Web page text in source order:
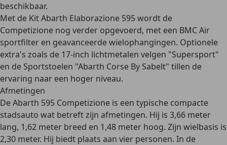
beschikbaar.
Met de Kit Abarth Elaborazione 595 wordt de
Competizione nog verder opgevoerd, met een BMC Air
sportfilter en geavanceerde wielophangingen. Optionele
extra's zoals de 17-inch lichtmetalen velgen "Supersport"
en de Sportstoelen "Abarth Corse By Sabelt" tillen de
ervaring naar een hoger niveau.
Afmetingen
De Abarth 595 Competizione is een typische compacte
stadsauto wat betreft zijn afmetingen. Hij is 3,66 meter
lang, 1,62 meter breed en 1,48 meter hoog. Zijn wielbasis is
2,30 meter. Hij biedt plaats aan vier personen. In de